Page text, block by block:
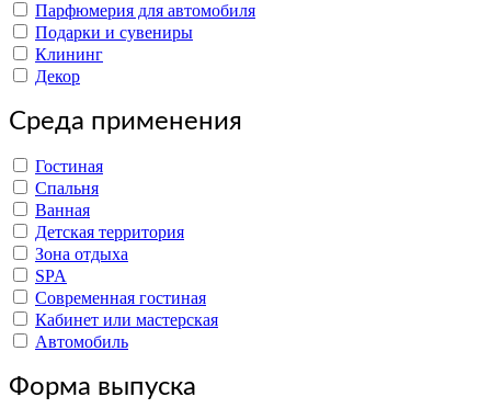
Парфюмерия для автомобиля
Подарки и сувениры
Клининг
Декор
Среда применения
Гостиная
Спальня
Ванная
Детская территория
Зона отдыха
SPA
Современная гостиная
Кабинет или мастерская
Автомобиль
Форма выпуска